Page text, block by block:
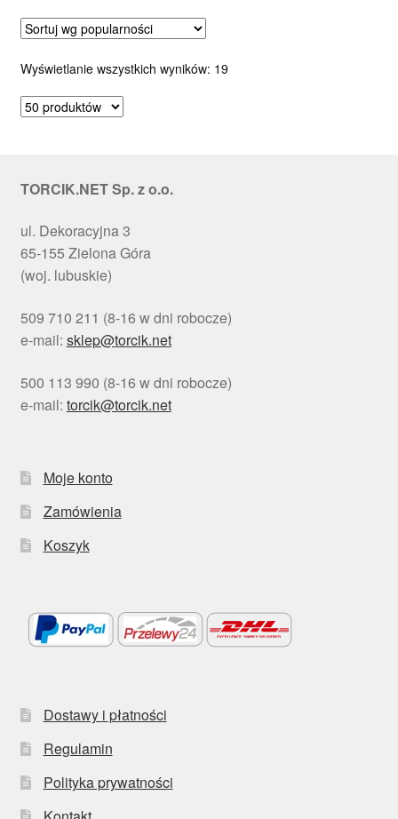
Wyświetlanie wszystkich wyników: 19Posortowane
TORCIK.NET Sp. z o.o.
ul. Dekoracyjna 3
65-155 Zielona Góra
(woj. lubuskie)
509 710 211 (8-16 w dni robocze)
e-mail: sklep@torcik.net
500 113 990 (8-16 w dni robocze)
e-mail: torcik@torcik.net
Moje konto
Zamówienia
Koszyk
Dostawy i płatności
Regulamin
Polityka prywatności